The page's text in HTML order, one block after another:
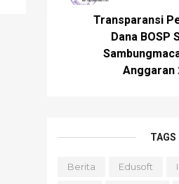
Transparansi
Dana BOSP
Anggaran
TAGS
Berita Edusoft